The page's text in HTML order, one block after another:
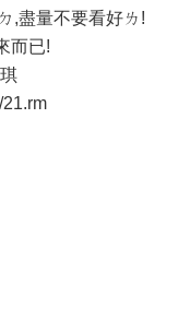
,盡量不要看好ㄌ!
而已!